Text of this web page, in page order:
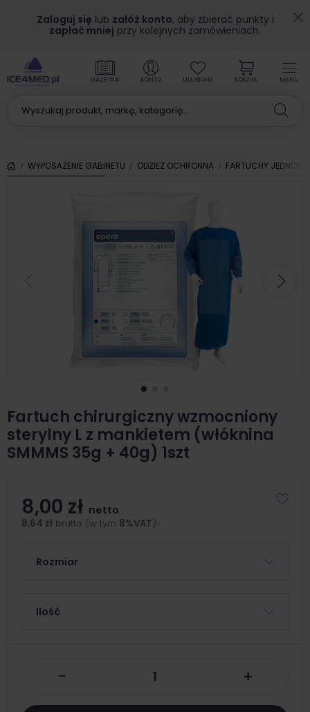
Zaloguj się lub załóż konto, aby zbierać punkty i
zapłać mniej przy kolejnych zamówieniach.
MENU
GAZETKA KONTO ULUBIONE KOSZYK
WYPOSAŻENIE GABINETU ODZIEŻ OCHRONNA FARTUCHY
Poprzedni
Fartuch chirurgiczny wzmocniony
sterylny L z mankietem (włóknina
SMMMS 35g + 40g) 1szt
8,00 zł netto
8,64 zł brutto (w tym 8%VAT)
Rozmiar
Ilość
- +